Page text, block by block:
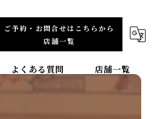
ご予約・お問合せはこちらから
店舗一覧
よくある質問 店舗一覧